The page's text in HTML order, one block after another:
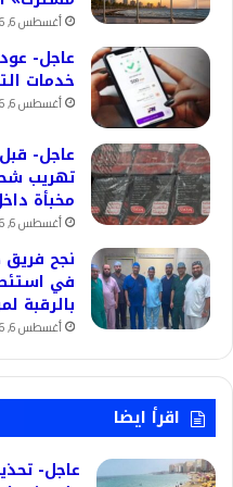
أغسطس 6, 2026
عاجل-
خدمات
أغسطس 6, 2026
عاجل-
تهريب
مخبأة
أغسطس 6, 2026
نجح
في
بالرقبة
أغسطس 6, 2026
اقرأ ايضا
عاجل-